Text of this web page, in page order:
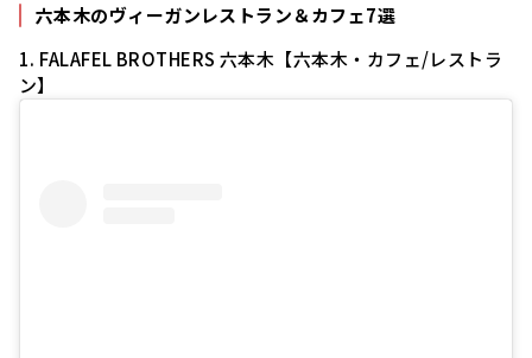
六本木のヴィーガンレストラン＆カフェ7選
1. FALAFEL BROTHERS 六本木【六本木・カフェ/レストラ
ン】